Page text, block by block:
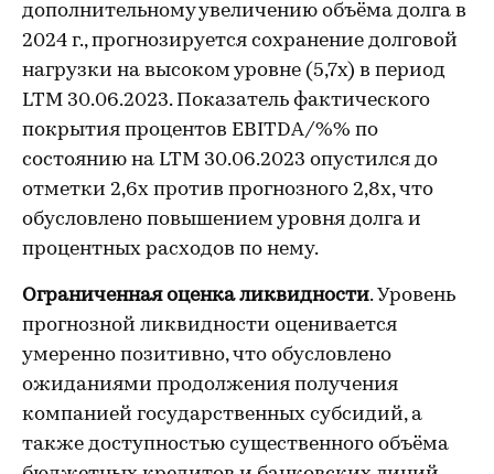
дополнительному увеличению объёма долга в
2024 г., прогнозируется сохранение долговой
нагрузки на высоком уровне (5,7х) в период
LTM 30.06.2023. Показатель фактического
покрытия процентов EBITDA/%% по
состоянию на LTM 30.06.2023 опустился до
отметки 2,6х против прогнозного 2,8х, что
обусловлено повышением уровня долга и
процентных расходов по нему.
Ограниченная оценка ликвидности. Уровень
прогнозной ликвидности оценивается
умеренно позитивно, что обусловлено
ожиданиями продолжения получения
компанией государственных субсидий, а
также доступностью существенного объёма